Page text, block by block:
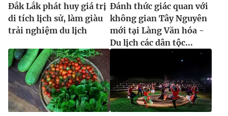
Đắk Lắk phát huy giá trị
di tích lịch sử, làm giàu
trải nghiệm du lịch
Đánh thức giác quan với
không gian Tây Nguyên
mới tại Làng Văn hóa -
Du lịch các dân tộc...